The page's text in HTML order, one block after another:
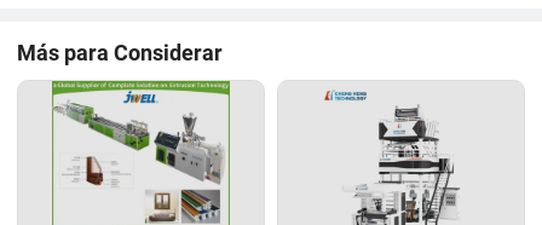
Más para Considerar